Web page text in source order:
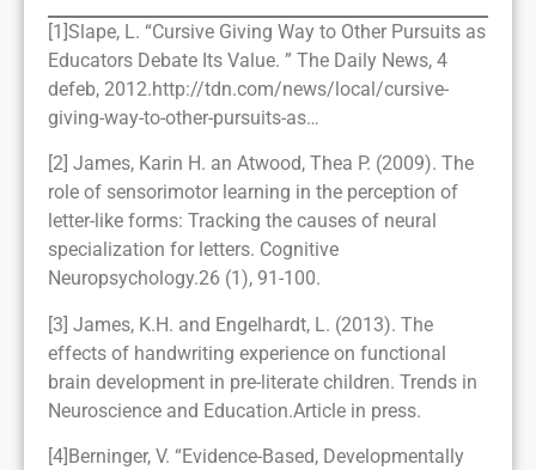
[1]Slape, L. “Cursive Giving Way to Other Pursuits as
Educators Debate Its Value. ” The Daily News, 4
defeb, 2012.http://tdn.com/news/local/cursive-
giving-way-to-other-pursuits-as…
[2] James, Karin H. an Atwood, Thea P. (2009). The
role of sensorimotor learning in the perception of
letter-like forms: Tracking the causes of neural
specialization for letters. Cognitive
Neuropsychology.26 (1), 91-100.
[3] James, K.H. and Engelhardt, L. (2013). The
effects of handwriting experience on functional
brain development in pre-literate children. Trends in
Neuroscience and Education.Article in press.
[4]Berninger, V. “Evidence-Based, Developmentally